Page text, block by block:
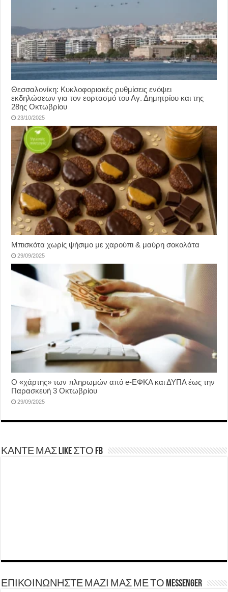
Θεσσαλονίκη: Κυκλοφοριακές ρυθμίσεις ενόψει
εκδηλώσεων για τον εορτασμό του Αγ. Δημητρίου και της
28ης Οκτωβρίου
23/10/2025
Μπισκότα χωρίς ψήσιμο με χαρούπι & μαύρη σοκολάτα
29/09/2025
Ο «χάρτης» των πληρωμών από e-ΕΦΚΑ και ΔΥΠΑ έως την
Παρασκευή 3 Οκτωβρίου
29/09/2025
ΚΑΝΤΕ ΜΑΣ LIKE ΣΤΟ FB
ΕΠΙΚΟΙΝΩΝΗΣΤΕ ΜΑΖΙ ΜΑΣ ΜΕ ΤΟ Messenger